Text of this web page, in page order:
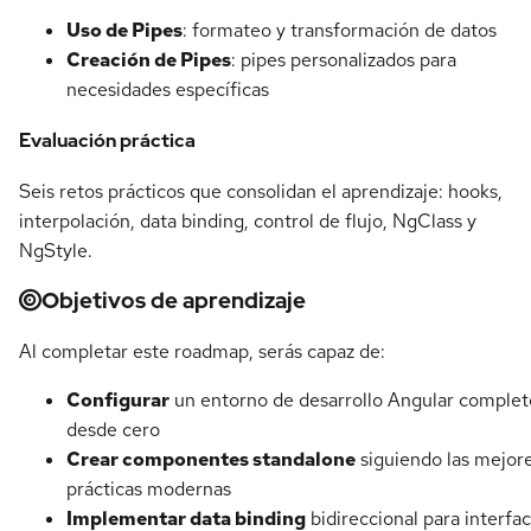
Uso de Pipes: formateo y transformación de datos
Creación de Pipes: pipes personalizados para
necesidades específicas
Evaluación práctica
Seis retos prácticos que consolidan el aprendizaje: hooks,
interpolación, data binding, control de flujo, NgClass y
NgStyle.
Objetivos de aprendizaje
Al completar este roadmap, serás capaz de:
Configurar un entorno de desarrollo Angular
desde cero
Crear componentes standalonesiguiendo las
prácticas modernas
Implementar data binding bidireccional para